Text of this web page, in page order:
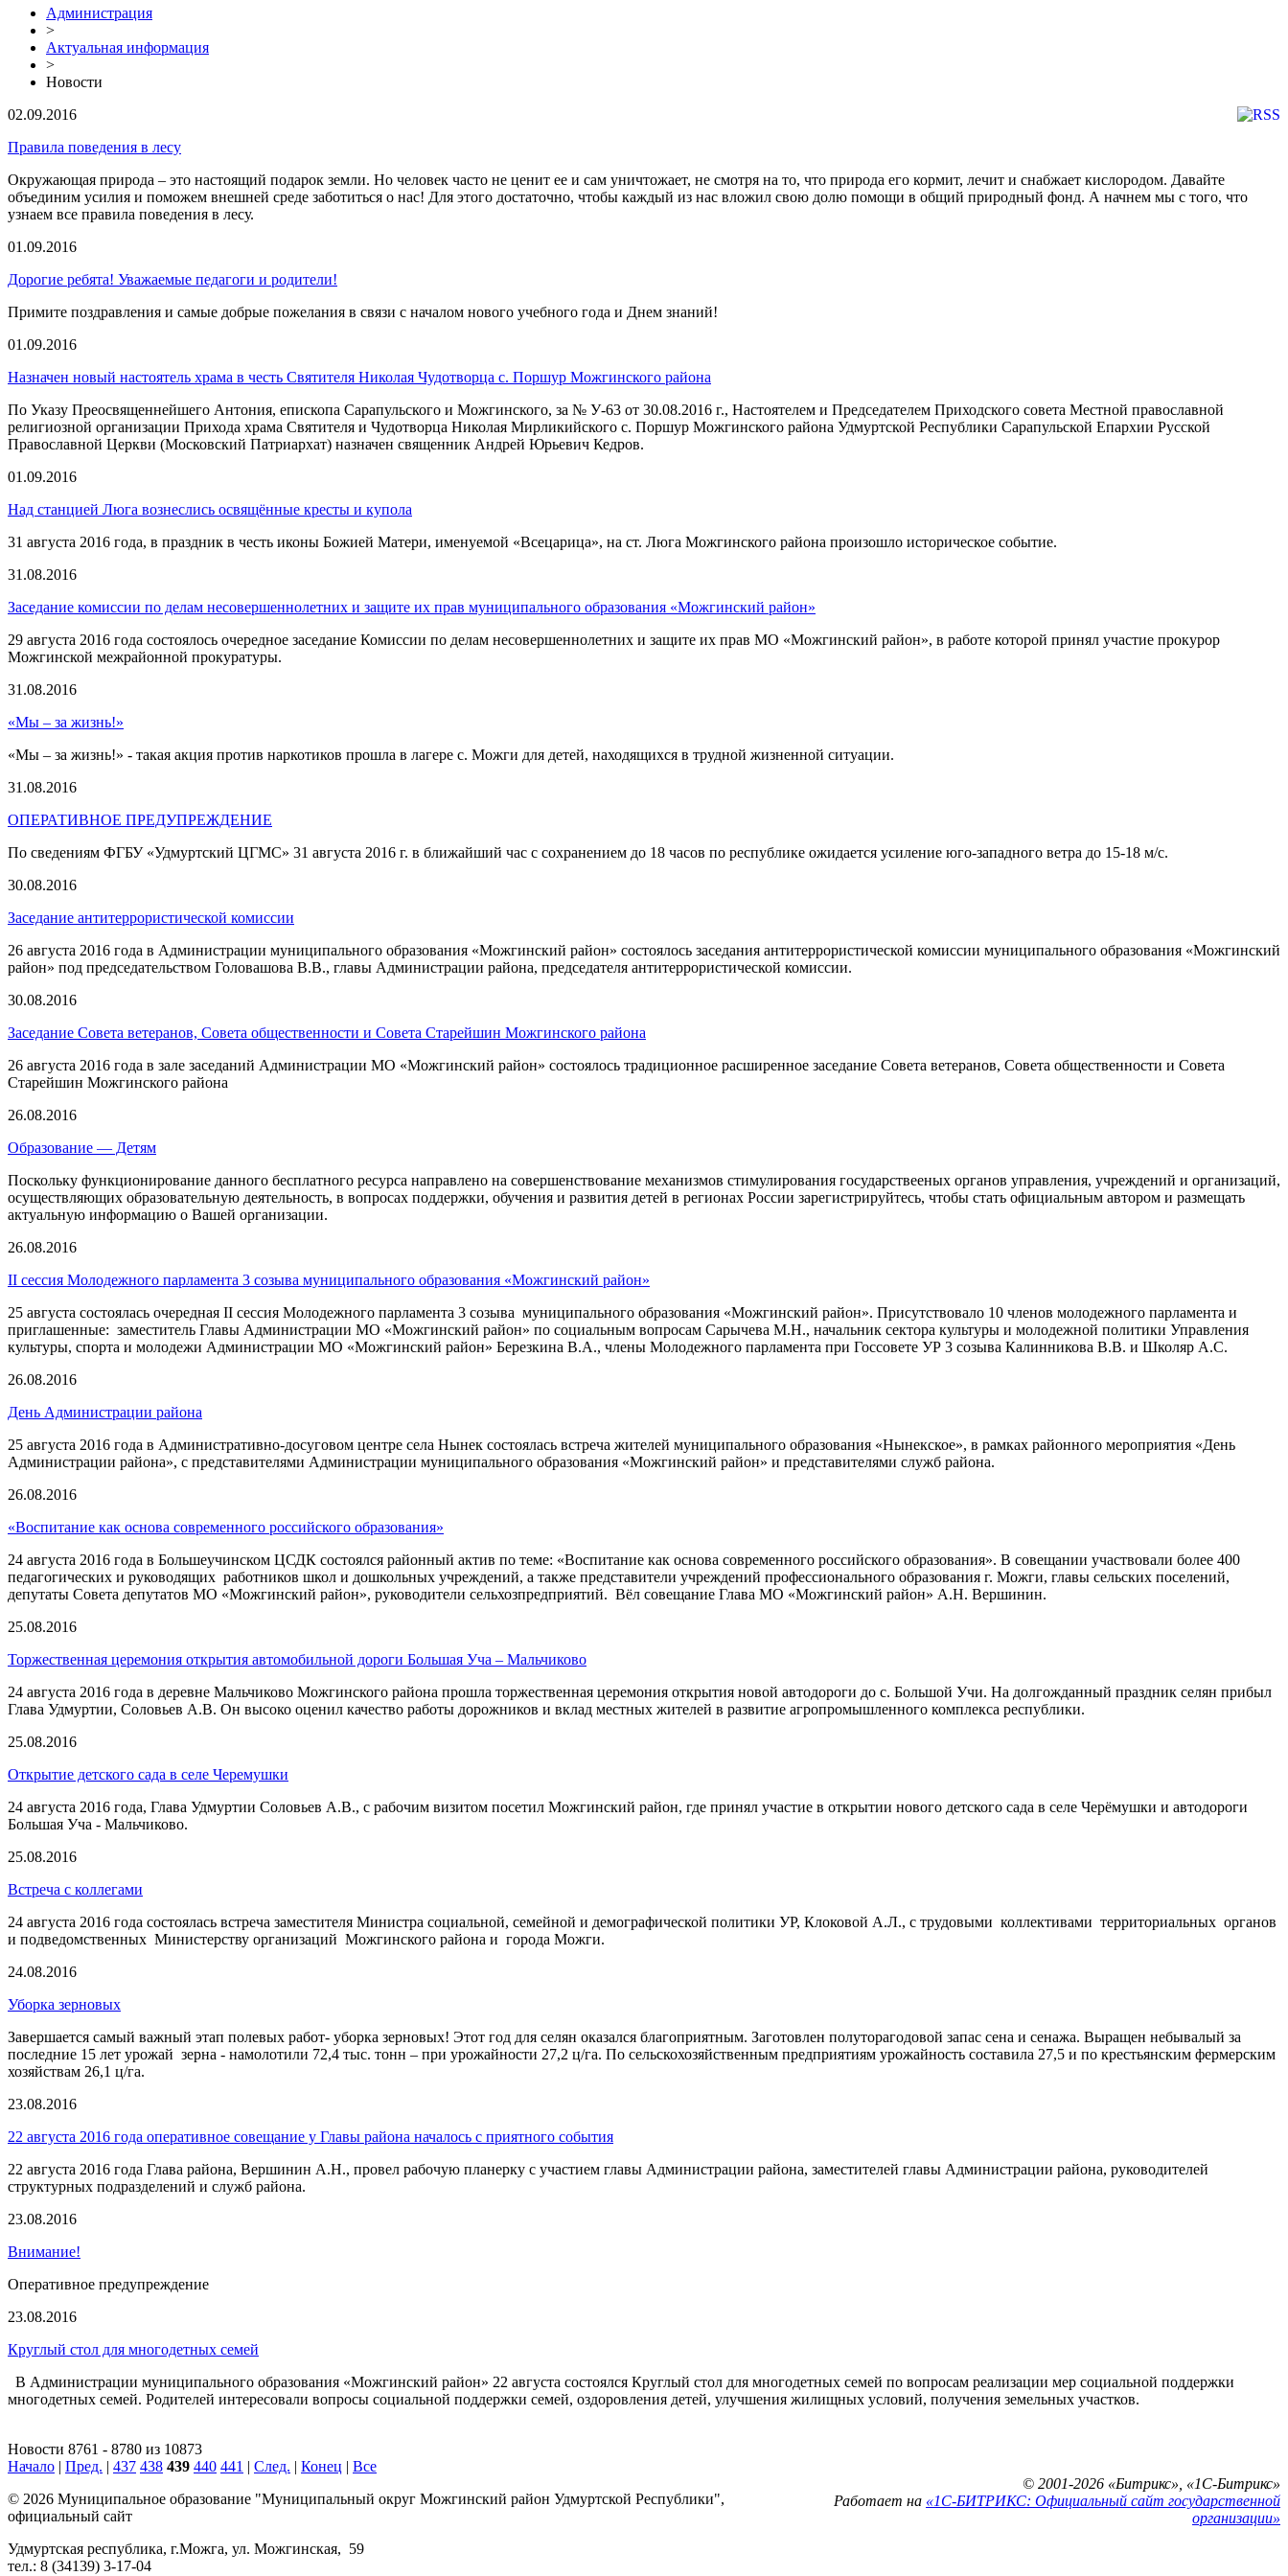
Администрация
>
Актуальная информация
>
Новости
02.09.2016
Правила поведения в лесу
Окружающая природа – это настоящий подарок земли. Но человек часто не ценит ее и сам уничтожает, не смотря на то, что природа его кормит, лечит и снабжает кислородом. Давайте
объединим усилия и поможем внешней среде заботиться о нас! Для этого достаточно, чтобы каждый из нас вложил свою долю помощи в общий природный фонд. А начнем мы с того, что
узнаем все правила поведения в лесу.
01.09.2016
Дорогие ребята! Уважаемые педагоги и родители!
Примите поздравления и самые добрые пожелания в связи с началом нового учебного года и Днем знаний!
01.09.2016
Назначен новый настоятель храма в честь Святителя Николая Чудотворца с. Поршур Можгинского района
По Указу Преосвященнейшего Антония, епископа Сарапульского и Можгинского, за № У-63 от 30.08.2016 г., Настоятелем и Председателем Приходского совета Местной православной
религиозной организации Прихода храма Святителя и Чудотворца Николая Мирликийского с. Поршур Можгинского района Удмуртской Республики Сарапульской Епархии Русской
Православной Церкви (Московский Патриархат) назначен священник Андрей Юрьевич Кедров.
01.09.2016
Над станцией Люга вознеслись освящённые кресты и купола
31 августа 2016 года, в праздник в честь иконы Божией Матери, именуемой «Всецарица», на ст. Люга Можгинского района произошло историческое событие.
31.08.2016
Заседание комиссии по делам несовершеннолетних и защите их прав муниципального образования «Можгинский район»
29 августа 2016 года состоялось очередное заседание Комиссии по делам несовершеннолетних и защите их прав МО «Можгинский район», в работе которой принял участие прокурор
Можгинской межрайонной прокуратуры.
31.08.2016
«Мы – за жизнь!»
«Мы – за жизнь!» - такая акция против наркотиков прошла в лагере с. Можги для детей, находящихся в трудной жизненной ситуации.
31.08.2016
ОПЕРАТИВНОЕ ПРЕДУПРЕЖДЕНИЕ
По сведениям ФГБУ «Удмуртский ЦГМС» 31 августа 2016 г. в ближайший час с сохранением до 18 часов по республике ожидается усиление юго-западного ветра до 15-18 м/с.
30.08.2016
Заседание антитеррористической комиссии
26 августа 2016 года в Администрации муниципального образования «Можгинский район» состоялось заседания антитеррористической комиссии муниципального образования «Можгинский
район» под председательством Головашова В.В., главы Администрации района, председателя антитеррористической комиссии.
30.08.2016
Заседание Совета ветеранов, Совета общественности и Совета Старейшин Можгинского района
26 августа 2016 года в зале заседаний Администрации МО «Можгинский район» состоялось традиционное расширенное заседание Совета ветеранов, Совета общественности и Совета
Старейшин Можгинского района
26.08.2016
Образование — Детям
Поскольку функционирование данного бесплатного ресурса направлено на совершенствование механизмов стимулирования государствееных органов управления, учреждений и организаций,
осуществляющих образовательную деятельность, в вопросах поддержки, обучения и развития детей в регионах России зарегистрируйтесь, чтобы стать официальным автором и размещать
актуальную информацию о Вашей организации.
26.08.2016
II сессия Молодежного парламента 3 созыва муниципального образования «Можгинский район»
25 августа состоялась очередная II сессия Молодежного парламента 3 созыва муниципального образования «Можгинский район». Присутствовало 10 членов молодежного парламента и
приглашенные: заместитель Главы Администрации МО «Можгинский район» по социальным вопросам Сарычева М.Н., начальник сектора культуры и молодежной политики Управления
культуры, спорта и молодежи Администрации МО «Можгинский район» Березкина В.А., члены Молодежного парламента при Госсовете УР 3 созыва Калинникова В.В. и Школяр А.С.
26.08.2016
День Администрации района
25 августа 2016 года в Административно-досуговом центре села Нынек состоялась встреча жителей муниципального образования «Нынекское», в рамках районного мероприятия «День
Администрации района», с представителями Администрации муниципального образования «Можгинский район» и представителями служб района.
26.08.2016
«Воспитание как основа современного российского образования»
24 августа 2016 года в Большеучинском ЦСДК состоялся районный актив по теме: «Воспитание как основа современного российского образования». В совещании участвовали более 400
педагогических и руководящих работников школ и дошкольных учреждений, а также представители учреждений профессионального образования г. Можги, главы сельских поселений,
депутаты Совета депутатов МО «Можгинский район», руководители сельхозпредприятий. Вёл совещание Глава МО «Можгинский район» А.Н. Вершинин.
25.08.2016
Торжественная церемония открытия автомобильной дороги Большая Уча – Мальчиково
24 августа 2016 года в деревне Мальчиково Можгинского района прошла торжественная церемония открытия новой автодороги до с. Большой Учи. На долгожданный праздник селян прибыл
Глава Удмуртии, Соловьев А.В. Он высоко оценил качество работы дорожников и вклад местных жителей в развитие агропромышленного комплекса республики.
25.08.2016
Открытие детского сада в селе Черемушки
24 августа 2016 года, Глава Удмуртии Соловьев А.В., с рабочим визитом посетил Можгинский район, где принял участие в открытии нового детского сада в селе Черёмушки и автодороги
Большая Уча - Мальчиково.
25.08.2016
Встреча с коллегами
24 августа 2016 года состоялась встреча заместителя Министра социальной, семейной и демографической политики УР, Клоковой А.Л., с трудовыми коллективами территориальных органов
и подведомственных Министерству организаций Можгинского района и города Можги.
24.08.2016
Уборка зерновых
Завершается самый важный этап полевых работ- уборка зерновых! Этот год для селян оказался благоприятным. Заготовлен полуторагодовой запас сена и сенажа. Выращен небывалый за
последние 15 лет урожай зерна - намолотили 72,4 тыс. тонн – при урожайности 27,2 ц/га. По сельскохозяйственным предприятиям урожайность составила 27,5 и по крестьянским фермерским
хозяйствам 26,1 ц/га.
23.08.2016
22 августа 2016 года оперативное совещание у Главы района началось с приятного события
22 августа 2016 года Глава района, Вершинин А.Н., провел рабочую планерку с участием главы Администрации района, заместителей главы Администрации района, руководителей
структурных подразделений и служб района.
23.08.2016
Внимание!
Оперативное предупреждение
23.08.2016
Круглый стол для многодетных семей
В Администрации муниципального образования «Можгинский район» 22 августа состоялся Круглый стол для многодетных семей по вопросам реализации мер социальной поддержки
многодетных семей. Родителей интересовали вопросы социальной поддержки семей, оздоровления детей, улучшения жилищных условий, получения земельных участков.
Новости 8761 - 8780 из 10873
Начало | Пред. | 437 438 439 440 441 | След. | Конец | Все
© 2026 Муниципальное образование "Муниципальный округ Можгинский район Удмуртской Республики",
официальный сайт
Удмуртская республика, г.Можга, ул. Можгинская, 59
тел.: 8 (34139) 3-17-04
© 2001-2026 «Битрикс», «1С-Битрикс»
Работает на «1С-БИТРИКС: Официальный сайт государственной
организации»